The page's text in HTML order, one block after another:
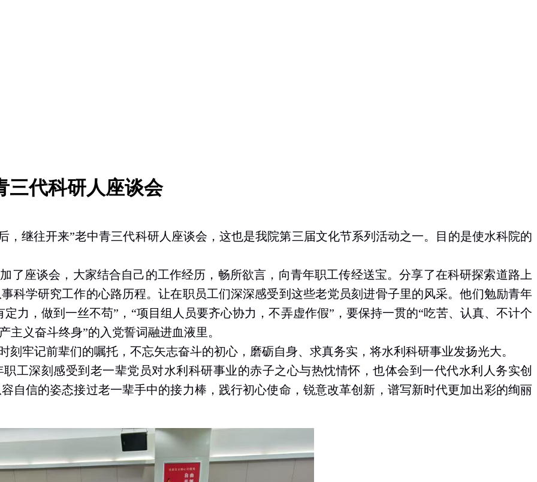
代科研人座谈会
，继往开来”老中青三代科研人座谈会，这也是我院第三届文化节系列活动之一。目的是使水科院的
了座谈会，大家结合自己的工作经历，畅所欲言， 向青年职工传经送宝。分享了在科研探索道路上
科学研究工作的心路历程。让在职员工们深深感受到 这些老党员刻进骨子里的风采。他们勉励青年
定力， 做到一丝不苟”，“项目组人员要齐心协力，不弄虚作假”，要保持一贯的“吃苦、认真、不计个
主义奋斗终身”的入党誓词融进血液里。
刻牢记前辈们的嘱托 ，不忘矢志奋斗的初心，磨砺自身、求真务实 ， 将水利科研事业发扬光大。
职工深刻感受到老一辈党员对水利 科研事业的赤子之心与热忱情怀，也体会到一代代水利 人务实创
自信的姿态接过老一辈手中的接力棒，践行初心使命，锐意改革创新，谱写新时代更加出彩的绚丽